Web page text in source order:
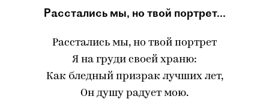
Расстались мы, но твой портрет...
Расстались мы, но твой портрет
Я на груди своей храню:
Как бледный призрак лучших лет,
Он душу радует мою.